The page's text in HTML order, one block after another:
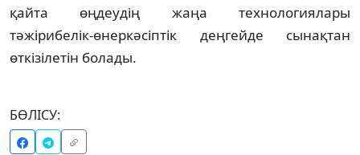
қайта өңдеудің жаңа технологиялары
тәжірибелік-өнеркәсіптік деңгейде сынақтан
өткізілетін болады.
БӨЛІСУ: